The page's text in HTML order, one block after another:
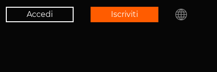
Accedi Iscriviti